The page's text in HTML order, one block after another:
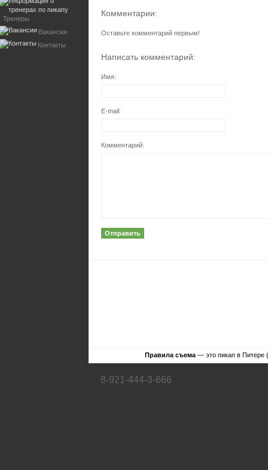
Тренеры
Вакансии
Контакты
Комментарии:
Оставьте комментарий первым!
Написать комментарий:
Имя:
E-mail:
Комментарий:
Правила съема— это пикап в Питере
8-921-444-3-666